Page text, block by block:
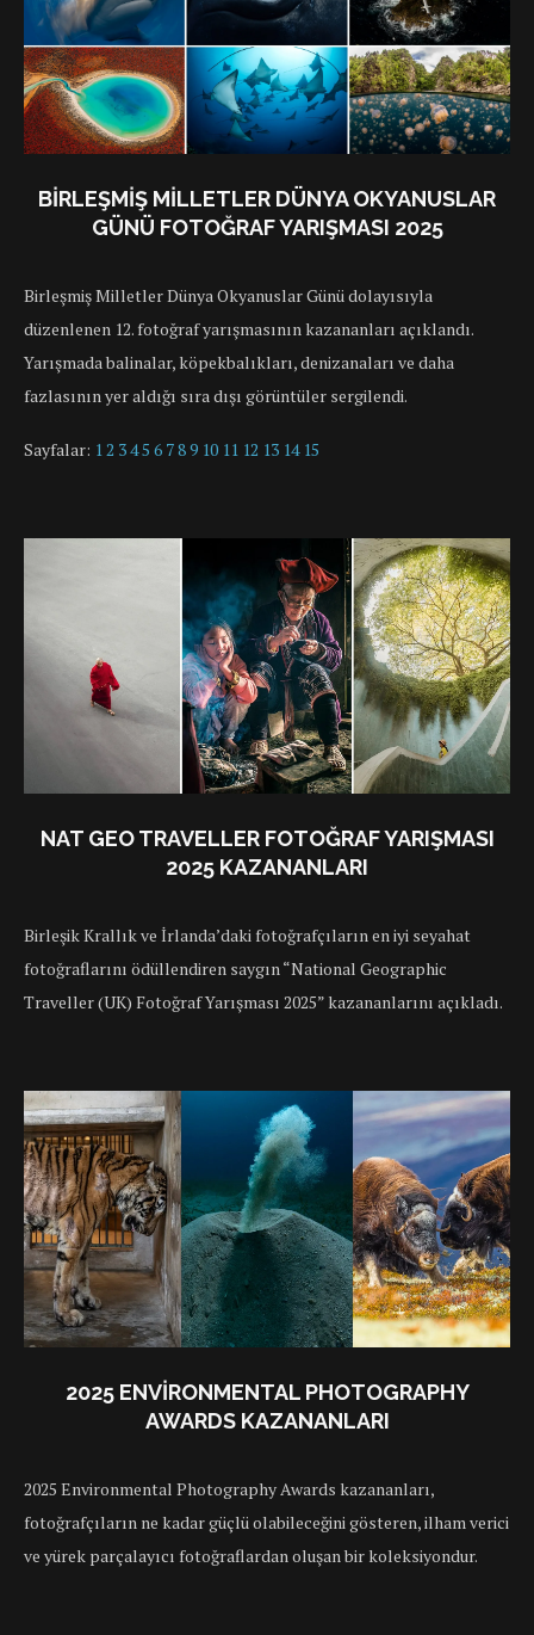
BIRLEŞMIŞ MILLETLER DÜNYA OKYANUSLAR
GÜNÜ FOTOĞRAF YARIŞMASI 2025
Birleşmiş Milletler Dünya Okyanuslar Günü dolayısıyla
düzenlenen 12. fotoğraf yarışmasının kazananları açıklandı.
Yarışmada balinalar, köpekbalıkları, denizanaları ve daha
fazlasının yer aldığı sıra dışı görüntüler sergilendi.
Sayfalar: 12 345 6 789 10 11 12 13 14 15
NAT GEO TRAVELLER FOTOĞRAF YARIŞMASI
2025 KAZANANLARI
Birleşik Krallık ve İrlanda’daki fotoğrafçıların en iyi seyahat
fotoğraflarını ödüllendiren saygın “National Geographic
Traveller (UK) Fotoğraf Yarışması 2025” kazananlarını açıkladı.
2025 ENVIRONMENTAL PHOTOGRAPHY
AWARDS KAZANANLARI
2025 Environmental Photography Awards kazananları,
fotoğrafçıların ne kadar güçlü olabileceğini gösteren, ilham verici
ve yürek parçalayıcı fotoğraflardan oluşan bir koleksiyondur.